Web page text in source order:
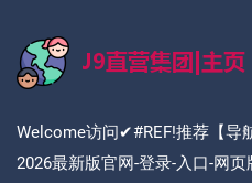
Welcome访问✔#REF!推荐【导
2026最新版官网-登录-入口-网